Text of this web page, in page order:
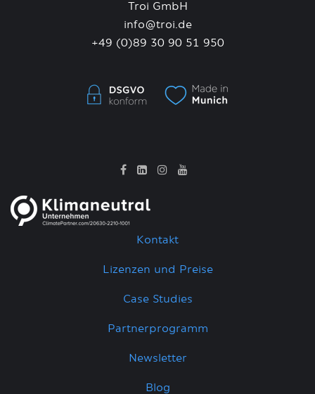
Troi GmbH
info@troi.de
+49 (0)89 30 90 51 950
Kontakt
Lizenzen und Preise
Case Studies
Partnerprogramm
Newsletter
Blog